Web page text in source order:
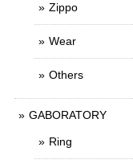
Zippo
Wear
Others
GABORATORY
Ring